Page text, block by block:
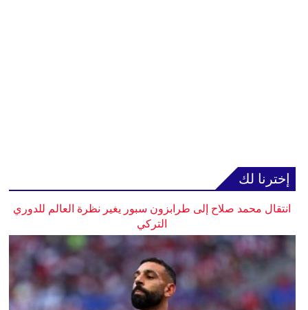
إخترنا لك
انتقال محمد صلاح إلى طرابزون سبور يغير نظرة العالم للدوري
التركي